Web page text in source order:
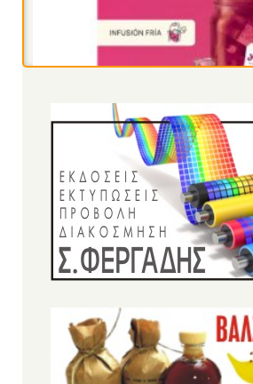
Πίτουρο βρώμης Ελληνικό Bio 300gr
(ΑΝΤΩΝΟΠΟΥΛΟΣ)